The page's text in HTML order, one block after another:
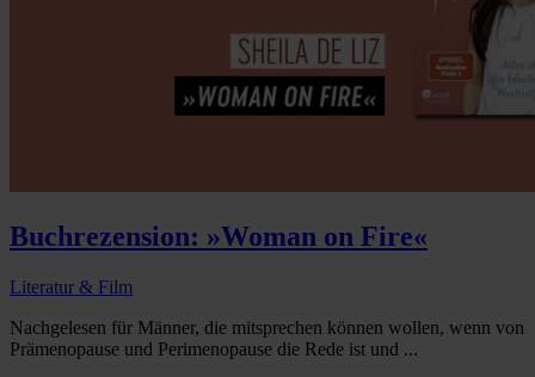
Buchrezension: »Woman on Fire«
Literatur & Film
Nachgelesen für Männer, die mitsprechen können wollen, wenn von
Prämenopause und Perimenopause die Rede ist und ...